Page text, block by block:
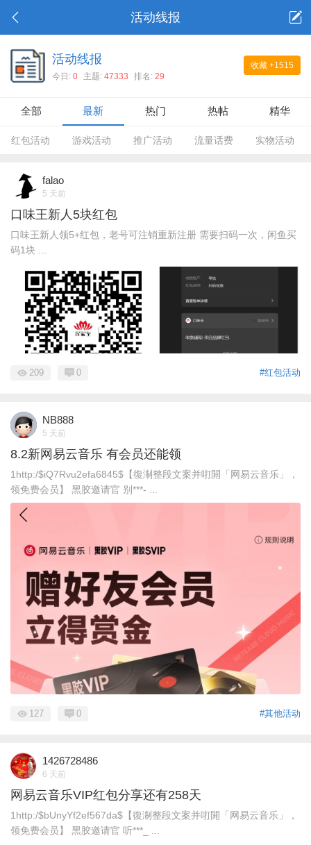
活动线报
收藏 +1515
活动线报
今日: 0 主题: 47333 排名: 29
全部 最新 热门 热帖 精华
红包活动 游戏活动 推广活动 流量话费 实物活动
falao
5 天前
口味王新人5块红包
口味王新人领5+红包，老号可注销重新注册 需要扫码一次，闲鱼买
码1块 ...
#红包活动
209 0
NB888
5 天前
8.2新网易云音乐 有会员还能领
1http:/$iQ7Rvu2efa6845$【復淛整段文案并咑閞「网易云音乐」，
领免费会员】 黑胶邀请官 别***- ...
#其他活动
127 0
1426728486
6 天前
网易云音乐VIP红包分享还有258天
1http:/$bUnyYf2ef567da$【復淛整段文案并咑閞「网易云音乐」，
领免费会员】 黑胶邀请官 听***_ ...